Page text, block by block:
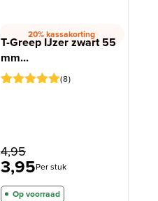
20% kassakorting
T-Greep IJzer zwart 55
mm...
8
4,95
3,95Per stuk
Op voorraad